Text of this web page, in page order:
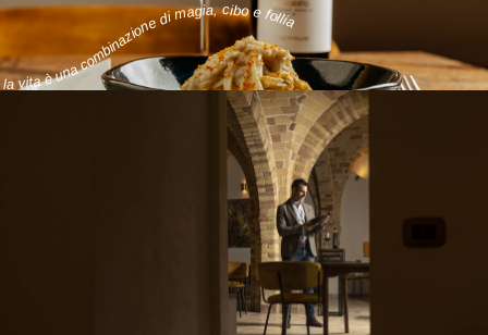
la vita è una combinazione di magia, cibo e follia